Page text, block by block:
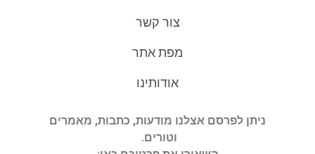
צור קשר
מפת אתר
אודותינו
ניתן לפרסם אצלנו מודעות, כתבות, מאמרים
וטורים.